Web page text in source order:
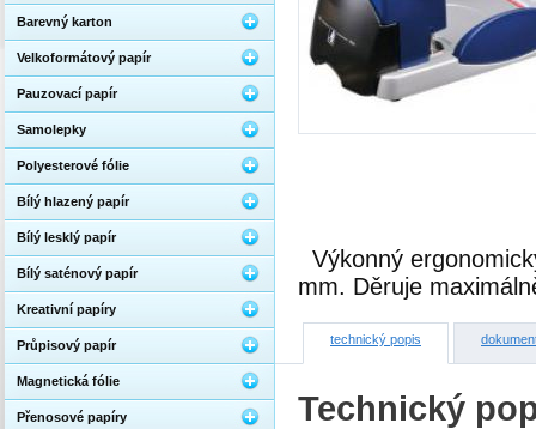
Výkonný
mm. Děruje
technický popis
Technický
Barevný karton
Velkoformátový papír
Pauzovací papír
Samolepky
Polyesterové fólie
Bílý hlazený papír
Bílý lesklý papír
Bílý saténový papír
Kreativní papíry
Průpisový papír
Magnetická fólie
Přenosové papíry